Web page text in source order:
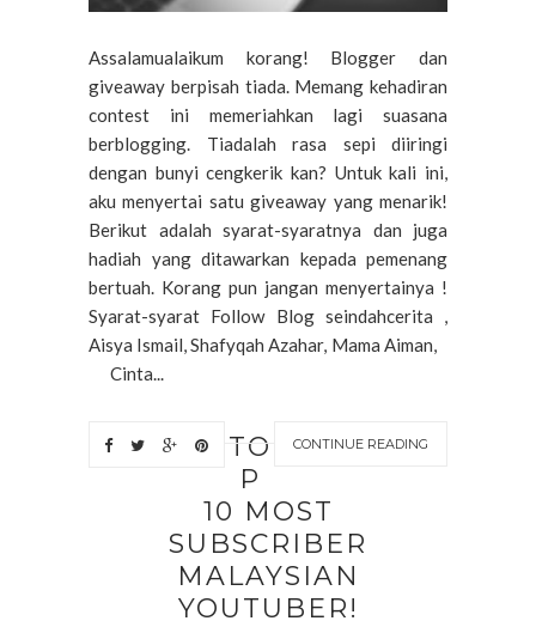
Assalamualaikum korang! Blogger dan
giveaway berpisah tiada. Memang kehadiran
contest ini memeriahkan lagi suasana
berblogging. Tiadalah rasa sepi diiringi
dengan bunyi cengkerik kan? Untuk kali ini,
aku menyertai satu giveaway yang menarik!
Berikut adalah syarat-syaratnya dan juga
hadiah yang ditawarkan kepada pemenang
bertuah. Korang pun jangan menyertainya !
Syarat-syarat Follow Blog seindahcerita ,
Aisya Ismail, Shafyqah Azahar, Mama Aiman,
Cinta...
CONTINUE READING
TO
P
10 MOST
SUBSCRIBER
MALAYSIAN
YOUTUBER!